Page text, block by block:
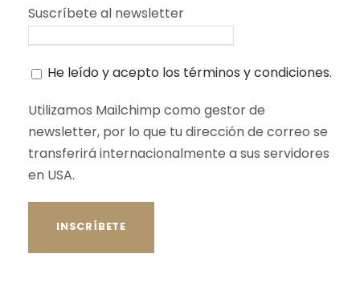
Suscríbete al newsletter
He leído y acepto los términos y condiciones.
Utilizamos Mailchimp como gestor de
newsletter, por lo que tu dirección de correo se
transferirá internacionalmente a sus servidores
en USA.